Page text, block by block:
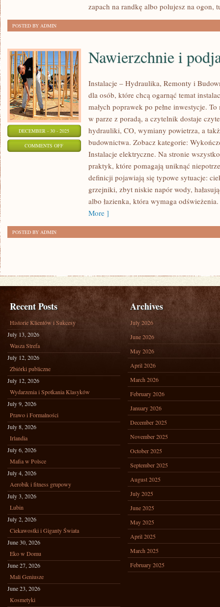
zapach na randkę albo polujesz na ogon,
POSTED BY ADMIN
DECEMBER - 30 - 2025
COMMENTS OFFON
NAWIERZCHNIE
Nawierzchnie i
Instalacje – Hydraulika, Remonty i
dla osób, które chcą ogarnąć temat
małych poprawek po pełne inwestycje.
w parze z poradą, a czytelnik dostaje
hydrauliki, CO, wymiany powietrza, a
budownictwa. Zobacz kategorie:
Instalacje elektryczne. Na stronie
praktyk, które pomagają uniknąć
definicji pojawiają się typowe sytuacje:
grzejniki, zbyt niskie napór wody,
albo łazienka, która wymaga
More ]
POSTED BY ADMIN
Recent Posts
Historie Klientów i Sukcesy
July 13, 2026
Wasza Strefa
July 12, 2026
Zbiórki publiczne
July 12, 2026
Wydarzenia i Spotkania Klasyków
July 9, 2026
Prawo i Formalności
July 8, 2026
Irlandia
July 6, 2026
Mafia w Polsce
July 4, 2026
Aerobik i fitness grupowy
July 3, 2026
Lubin
July 2, 2026
Ciekawostki i Giganty Świata
June 30, 2026
Eko w Domu
June 27, 2026
Mali Geniusze
June 23, 2026
Kosmetyki
Archives
July 2026
June 2026
May 2026
April 2026
March 2026
February 2026
January 2026
December 2025
November 2025
October 2025
September 2025
August 2025
July 2025
June 2025
May 2025
April 2025
March 2025
February 2025